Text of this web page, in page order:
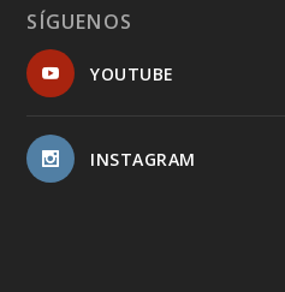
SÍGUENOS
YOUTUBE
INSTAGRAM